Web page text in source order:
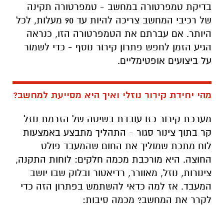
בדיקת טמפרטורה במחשב - טמפרטורה תקינה
של רכיבי המחשב צריכה להיות עד 90 מעלות, לכל
היותר. אם עברתם את הטמפרטורה הזו, כנראה
הגיע הזמן לחפש פתרון קירור נוסף - כדי לשמור
על ביצועים אופטימליים.
מהי יחידת קירור נוזלי ואיך היא מסייעת למחשב?
מערכת קירור כזו עובדת בשיטה של הזרמת נוזל
קר בתוך צינור סגור - התהליך מתבצע באמצעות
לוח מתכת שמוליך את החום שהמעבד פולט
החוצה. היא מורכבת מכמה חלקים: לוחות התקנה,
צינורות, נוזל, מאוורר, רדיאטור ובלוק שבו יושב
המעבד. אז למה כדאי להשתמש בפתרון הזה כדי
לקרר את המחשב? מכמה סיבות: